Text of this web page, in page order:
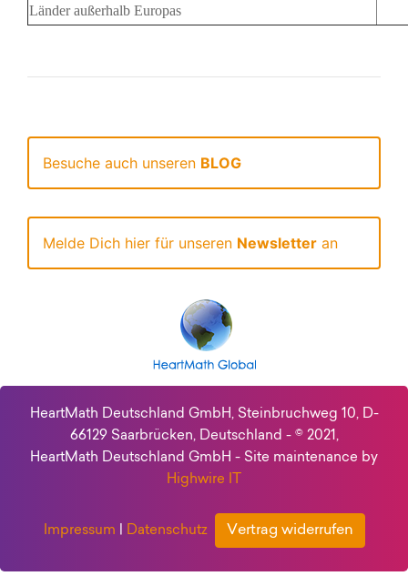
Länder außerhalb Europas
Besuche auch unseren BLOG
Melde Dich hier für unseren Newsletter an
HeartMath Deutschland GmbH, Steinbruchweg 10, D-
66129 Saarbrücken, Deutschland - © 2021,
HeartMath Deutschland GmbH - Site maintenance by
Highwire IT
Impressum Datenschutz Vertrag widerrufen